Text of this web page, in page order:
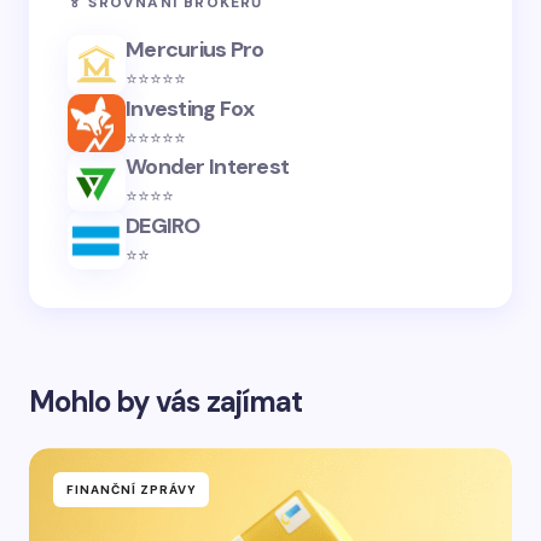
Mercurius Pro
⭐️⭐️⭐️⭐️⭐️
Investing Fox
⭐️⭐️⭐️⭐️⭐️
Wonder Interest
⭐️⭐️⭐️⭐️
DEGIRO
⭐️⭐️
Mohlo by vás zajímat
FINANČNÍ ZPRÁVY